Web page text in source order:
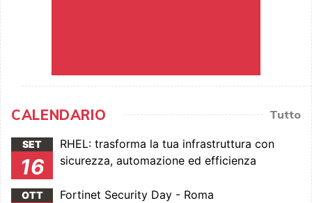
CALENDARIO Tutto
SET
16
RHEL: trasforma la tua infrastruttura con
sicurezza, automazione ed efficienza
OTT Fortinet Security Day - Roma